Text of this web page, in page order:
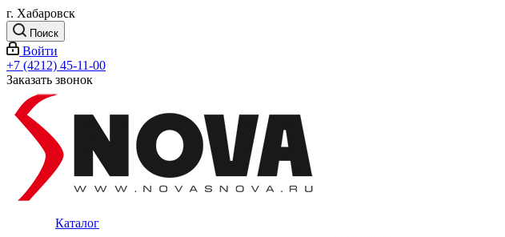
г. Хабаровск
Поиск
Войти
+7 (4212) 45-11-00
Заказать звонок
Каталог